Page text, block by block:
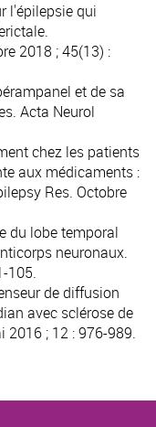
l'épilepsie qui
2018 ; 45(13) :
et de sa
Acta Neurol
chez les patients
aux médicaments :
Res. Octobre
du lobe temporal
neuronaux.
105.
de diffusion
avec sclérose de
2016 ; 12 : 976-989.